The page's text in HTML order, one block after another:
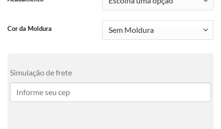
Cor da Moldura
Simulação de frete